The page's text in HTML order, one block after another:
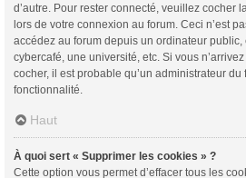
d’autre. Pour rester connecté, veuillez cocher
lors de votre connexion au forum. Ceci n’est
accédez au forum depuis un ordinateur
cybercafé, une université, etc. Si vous
cocher, il est probable qu’un administrateur du
fonctionnalité.
Haut
À quoi sert « Supprimer les cookies » ?
Cette option vous permet d’effacer tous les